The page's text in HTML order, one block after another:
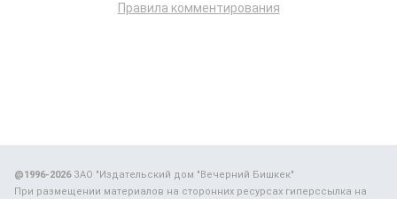
Правила комментирования
@1996-2026ЗАО "Издательский дом "Вечерний Бишкек"
При размещении материалов на сторонних ресурсах гиперссылка на